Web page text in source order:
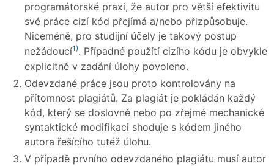
programátorské praxi, že autor pro větší efektivitu
své práce cizí kód přejímá a/nebo přizpůsobuje.
Niceméně, pro studijní účely je takový postup
nežádoucí1). Případné použítí cizího kódu je obvykle
explicitně v zadání úlohy povoleno.
Odevzdané práce jsou proto kontrolovány na
přítomnost plagiátů. Za plagiát je pokládán každý
kód, který se doslovně nebo po zřejmé mechanické
syntaktické modifikaci shoduje s kódem jiného
autora řešícího tutéž úlohu.
V případě prvního odevzdaného plagiátu musí autor